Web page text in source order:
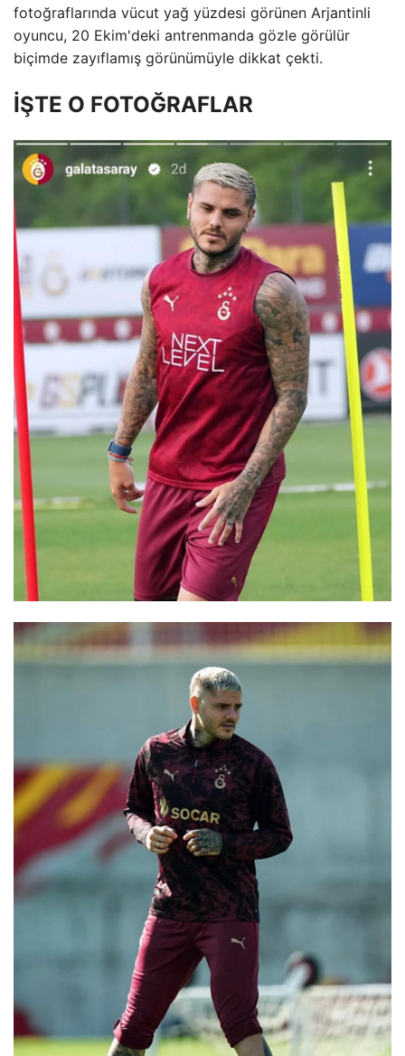
fotoğraflarında vücut yağ yüzdesi görünen Arjantinli
oyuncu, 20 Ekim'deki antrenmanda gözle görülür
biçimde zayıflamış görünümüyle dikkat çekti.
İŞTE O FOTOĞRAFLAR